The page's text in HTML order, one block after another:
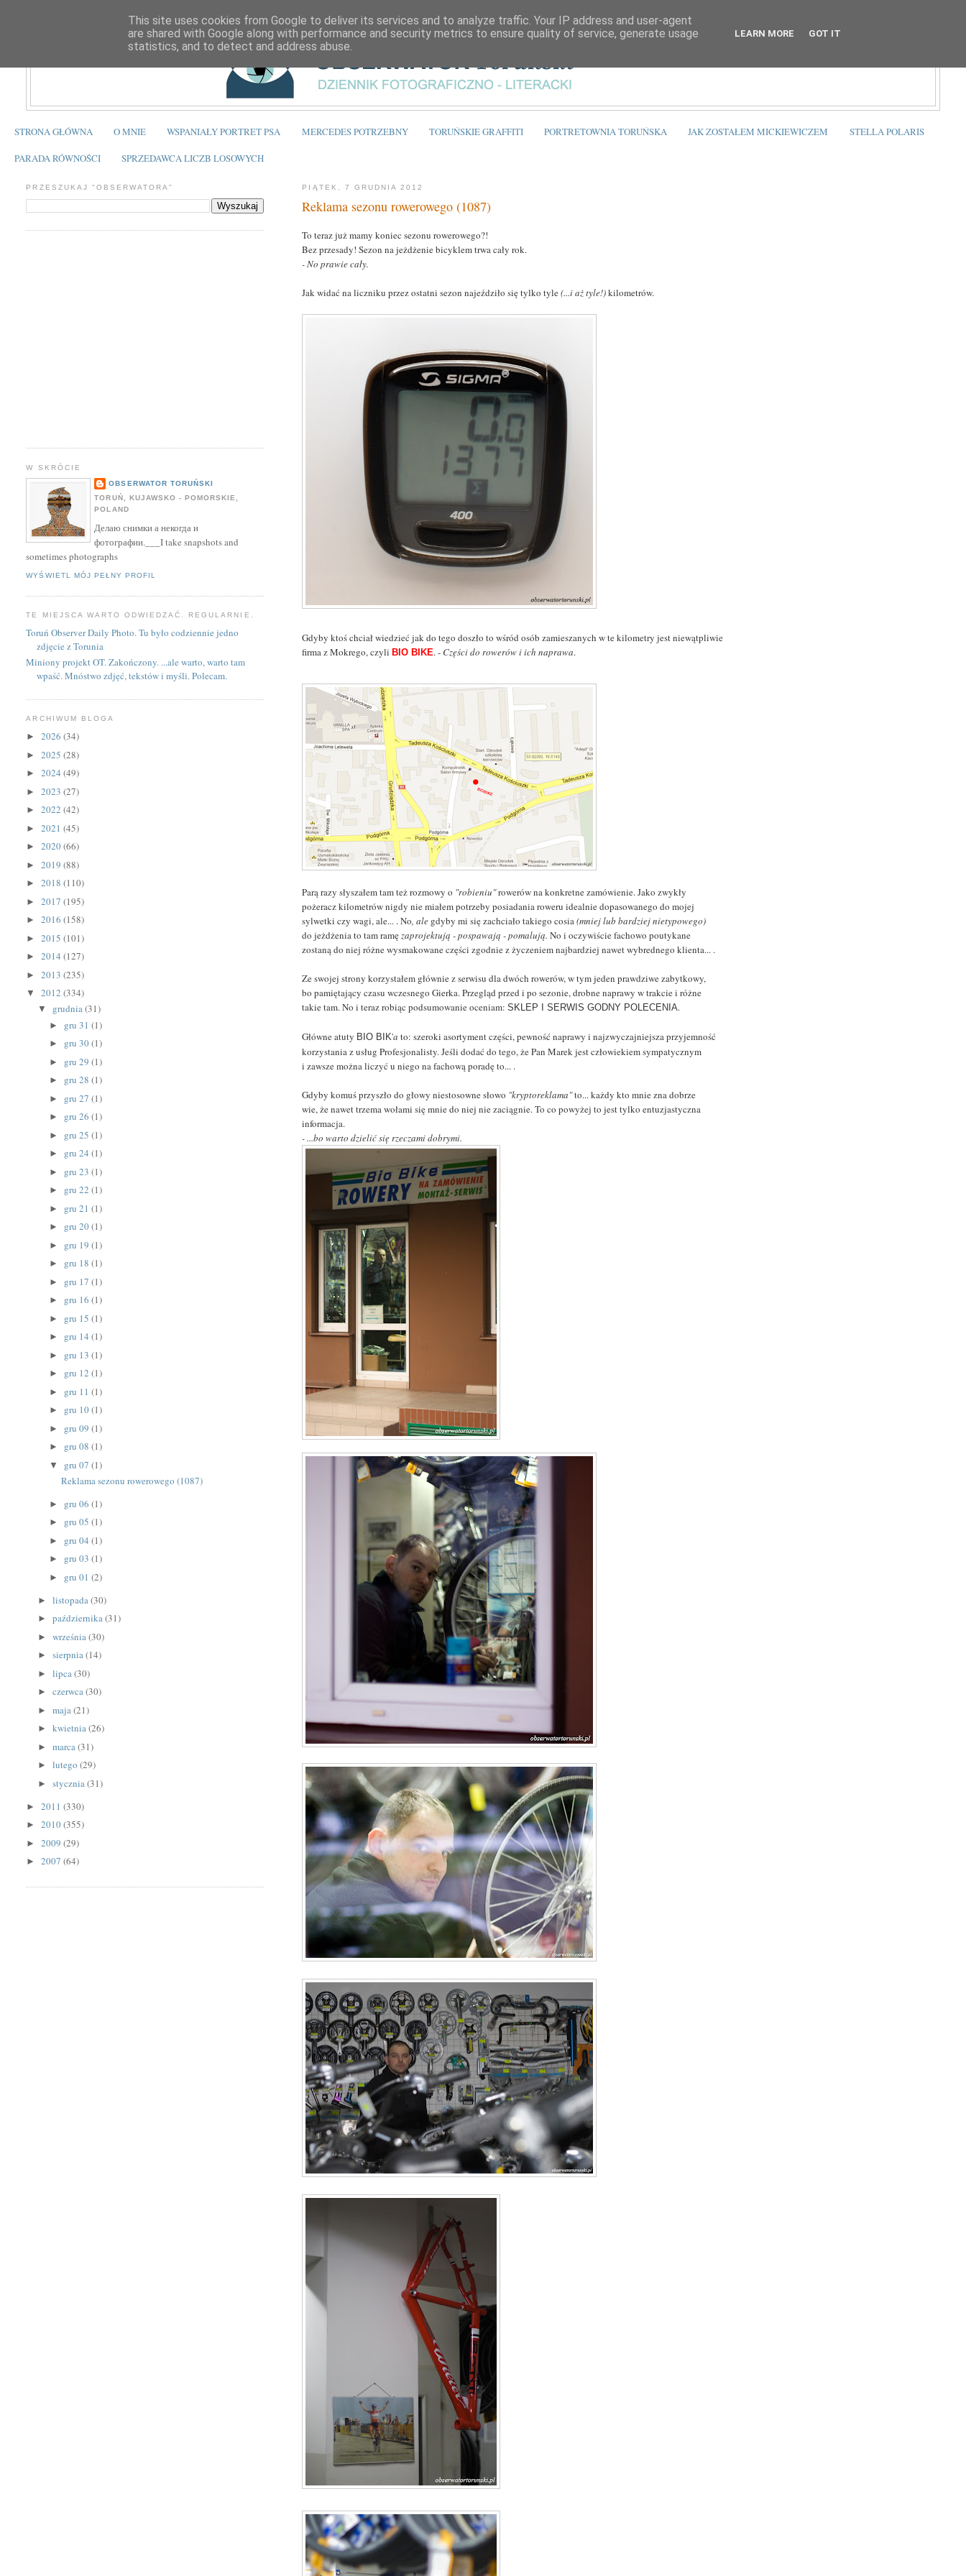
STRONA GŁÓWNA O MNIE WSPANIAŁY PORTRET PSA MERCEDES POTRZEBNY TORUŃSKIE GRAFFITI PORTRETOWNIA TORUŃSKA JAK ZOSTAŁEM MICKIEWICZEM STELLA POLARIS
PARADA RÓWNOŚCI SPRZEDAWCA LICZB LOSOWYCH
PIĄTEK, 7 GRUDNIA 2012
Reklama sezonu rowerowego (1087)
To teraz już mamy koniec sezonu rowerowego?!
Bez przesady! Sezon na jeżdżenie bicyklem trwa cały rok.
- No prawie cały.
Jak widać na liczniku przez ostatni sezon najeździło się tylko tyle(...i aż tyle!)kilometrów.
Gdyby ktoś chciał wiedzieć jak do tego doszło to wśród osób zamieszanych w te kilometry jest niewątpliwie
firma z Mokrego, czyliBIO BIKE. - Części do rowerów i ich naprawa.
Parą razy słyszałem tam też rozmowy o "robieniu"rowerów na konkretne zamówienie. Jako zwykły
pożeracz kilometrów nigdy nie miałem potrzeby posiadania roweru idealnie dopasowanego do mojej
sylwetki czy wagi, ale... . No, ale gdyby mi się zachciało takiego cosia(mniej lub bardziej nietypowego)
do jeżdżenia to tam ramęzaprojektują - pospawają - pomalują. No i oczywiście fachowo poutykane
zostanądo niej różne wysmakowane części zgodnie z życzeniem najbardziej nawet wybrednego klienta... .
Ze swojej strony korzystałem głównie z serwisu dla dwóch rowerów, w tym jeden prawdziwe zabytkowy,
bo pamiętający czasu wczesnego Gierka. Przegląd przed i po sezonie, drobne naprawy w trakcie i różne
takie tam. No i teraz robiąc podsumowanie oceniam:SKLEP I SERWIS GODNY POLECENIA.
Główne atuty BIO BIK'a to: szeroki asortyment części, pewność naprawy i najzwyczajniejsza przyjemność
korzystania z usług Profesjonalisty. Jeśli dodać do tego, że Pan Marek jest człowiekiem sympatycznym
i zawsze można liczyć u niego na fachową poradę to... .
Gdyby komuś przyszło do głowy niestosowne słowo "kryptoreklama"to... każdy kto mnie zna dobrze
wie, że nawet trzema wołami się mnie do niej nie zaciągnie. To co powyżej to jest tylko entuzjastyczna
informacja.
- ...bo warto dzielić się rzeczami dobrymi.
PRZESZUKAJ "OBSERWATORA"
W SKRÓCIE
OBSERWATOR TORUŃSKI
TORUŃ, KUJAWSKO - POMORSKIE,
POLAND
Делаю снимки а некогда и
фотографии.___I take snapshots and
sometimes photographs
WYŚWIETL MÓJ PEŁNY PROFIL
TE MIEJSCA WARTO ODWIEDZAĆ. REGULARNIE.
Toruń Observer Daily Photo. Tu było codziennie jedno
zdjęcie z Torunia
Miniony projekt OT. Zakończony. ...ale warto, warto tam
wpaść. Mnóstwo zdjęć, tekstów i myśli. Polecam.
ARCHIWUM BLOGA
►2026(34)
►2025(28)
►2024(49)
►2023(27)
►2022(42)
►2021(45)
►2020(66)
►2019(88)
►2018(110)
►2017(195)
►2016(158)
►2015(101)
►2014(127)
►2013(235)
▼2012(334)
▼ grudnia(31)
► gru 31 (1)
► gru 30(1)
► gru 29 (1)
► gru 28 (1)
► gru 27 (1)
► gru 26 (1)
► gru 25 (1)
► gru 24 (1)
► gru 23 (1)
► gru 22 (1)
► gru 21 (1)
► gru 20(1)
► gru 19 (1)
► gru 18 (1)
► gru 17 (1)
► gru 16 (1)
► gru 15 (1)
► gru 14 (1)
► gru 13 (1)
► gru 12 (1)
► gru 11 (1)
► gru 10(1)
► gru 09 (1)
► gru 08 (1)
▼ gru 07 (1)
Reklama sezonu rowerowego (1087)
► gru 06 (1)
► gru 05 (1)
► gru 04 (1)
► gru 03 (1)
► gru 01 (2)
►listopada(30)
►października(31)
►września(30)
►sierpnia(14)
►lipca(30)
►czerwca(30)
►maja(21)
►kwietnia(26)
►marca(31)
►lutego(29)
►stycznia(31)
►2011(330)
►2010(355)
►2009(29)
►2007(64)
This site uses cookies from Google to deliver its services and to analyze traffic. Your IP address and user-agent
are shared with Google along with performance and security metrics to ensure quality of service, generate usage
statistics, and to detect and address abuse.
LEARN MORE GOT IT